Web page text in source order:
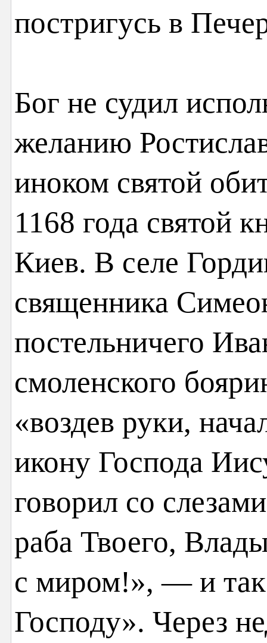
постригусь в
Бог не судил
желанию
иноком святой
1168 года святой
Киев. В селе
священника
постельничего
смоленского
«воздев руки,
икону Господа
говорил со
раба Твоего,
с миром!», — и так
Господу». Через